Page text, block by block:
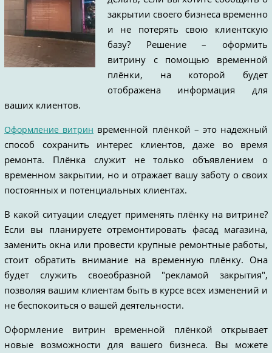
закрытии своего бизнеса временно
и не потерять свою клиентскую
базу? Решение – оформить
витрину с помощью временной
плёнки, на которой будет
отображена информация для
ваших клиентов.
Оформление витрин временной плёнкой – это надежный
способ сохранить интерес клиентов, даже во время
ремонта. Плёнка служит не только объявлением о
временном закрытии, но и отражает вашу заботу о своих
постоянных и потенциальных клиентах.
В какой ситуации следует применять плёнку на витрине?
Если вы планируете отремонтировать фасад магазина,
заменить окна или провести крупные ремонтные работы,
стоит обратить внимание на временную плёнку. Она
будет служить своеобразной "рекламой закрытия",
позволяя вашим клиентам быть в курсе всех изменений и
не беспокоиться о вашей деятельности.
Оформление витрин временной плёнкой открывает
новые возможности для вашего бизнеса. Вы можете